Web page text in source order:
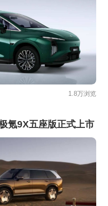
1.8万浏览
氪9X五座版正式上市